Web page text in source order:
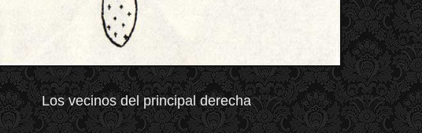
Los vecinos del principal derecha